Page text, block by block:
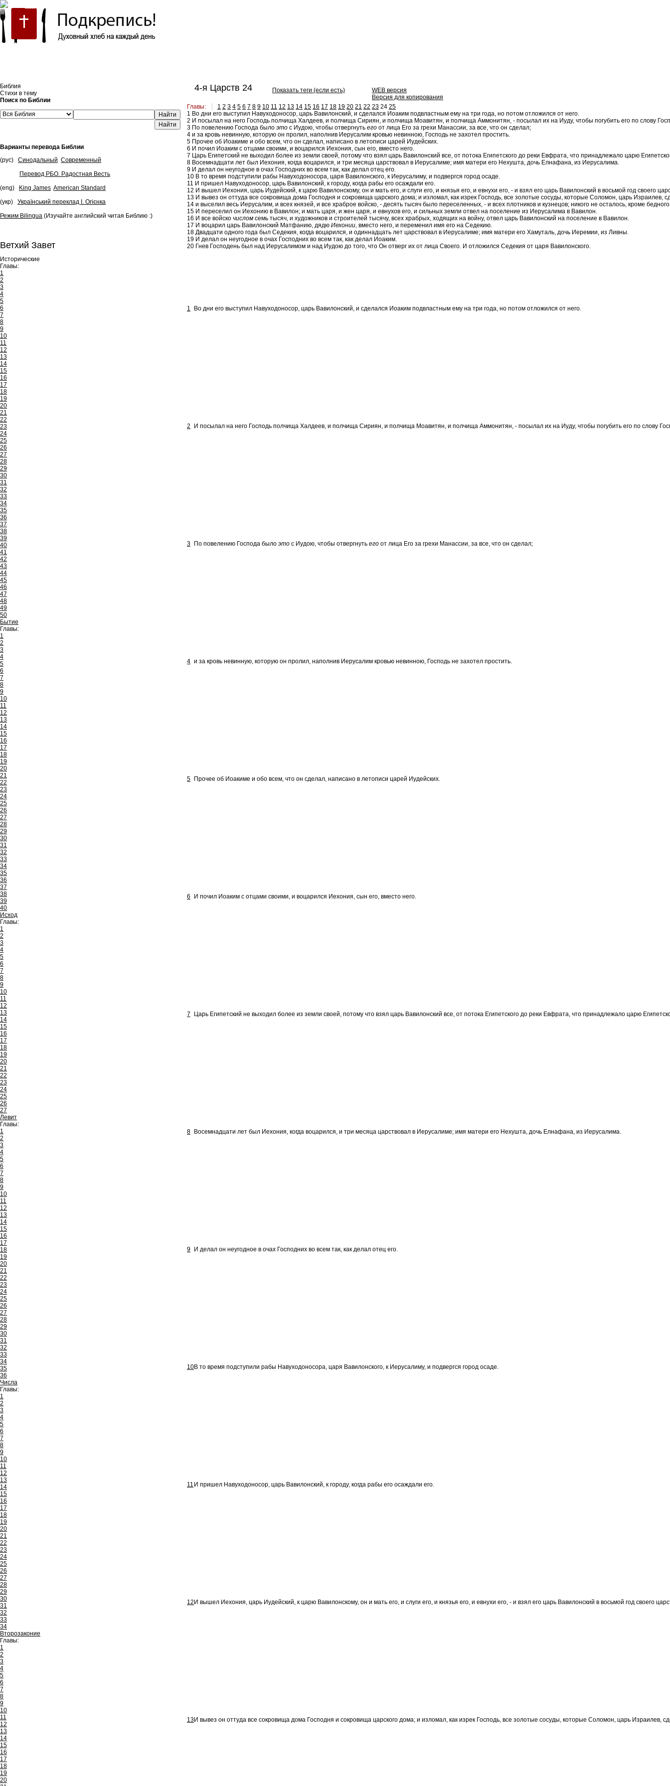
Библия
Стихи в тему
Поиск по Библии
Найти
Варианты перевода Библии
(рус)
Синодальный Современный
Перевод РБО. Радостная Весть
(eng)
King James American Standard
(укр)
Український переклад І. Огієнка
Режим Bilingua (Изучайте английский читая Библию :)
Ветхий Завет
Исторические
Главы:
1
2
3
4
5
6
7
8
9
10
11
12
13
14
15
16
17
18
19
20
21
22
23
24
25
26
27
28
29
30
31
32
33
34
35
36
37
38
39
40
41
42
43
44
45
46
47
48
49
50
Бытие
Главы:
1
2
3
4
5
6
7
8
9
10
11
12
13
14
15
16
17
18
19
20
21
22
23
24
25
26
27
28
29
30
31
32
33
34
35
36
37
38
39
40
Исход
Главы:
1
2
3
4
5
6
7
8
9
10
11
12
13
14
15
16
17
18
19
20
21
22
23
24
25
26
27
Левит
Главы:
1
2
3
4
5
6
7
8
9
10
11
12
13
14
15
16
17
18
19
20
21
22
23
24
25
26
27
28
29
30
31
32
33
34
35
36
Числа
Главы:
1
2
3
4
5
6
7
8
9
10
11
12
13
14
15
16
17
18
19
20
21
22
23
24
25
26
27
28
29
30
31
32
33
34
Второзаконие
Главы:
1
2
3
4
5
6
7
8
9
10
11
12
13
14
15
16
17
18
19
20
4-я Царств 24 Показать теги (если есть)
WEB версия
Версия для копирования
Главы:
1 2 3 4 5 6 7 8 9 10 11 12 13 14 15 16 17 18 19 20 21 22 23 24 25
1 Во дни его выступил Навуходоносор, царь Вавилонский, и сделался Иоаким подвластным ему на три года, но потом отложился от него.
2 И посылал на него Господь полчища Халдеев, и полчища Сириян, и полчища Моавитян, и полчища Аммонитян, - посылал их на Иуду, чтобы погубить его по слову
3 По повелению Господа было это с Иудою, чтобы отвергнуть его от лица Его за грехи Манассии, за все, что он сделал;
4 и за кровь невинную, которую он пролил, наполнив Иерусалим кровью невинною, Господь не захотел простить.
5 Прочее об Иоакиме и обо всем, что он сделал, написано в летописи царей Иудейских.
6 И почил Иоаким с отцами своими, и воцарился Иехония, сын его, вместо него.
7 Царь Египетский не выходил более из земли своей, потому что взял царь Вавилонский все, от потока Египетского до реки Евфрата, что принадлежало царю
8 Восемнадцати лет был Иехония, когда воцарился, и три месяца царствовал в Иерусалиме; имя матери его Нехушта, дочь Елнафана, из Иерусалима.
9 И делал он неугодное в очах Господних во всем так, как делал отец его.
10 В то время подступили рабы Навуходоносора, царя Вавилонского, к Иерусалиму, и подвергся город осаде.
11 И пришел Навуходоносор, царь Вавилонский, к городу, когда рабы его осаждали его.
12 И вышел Иехония, царь Иудейский, к царю Вавилонскому, он и мать его, и слуги его, и князья его, и евнухи его, - и взял его царь Вавилонский в восьмой год своего
13 И вывез он оттуда все сокровища дома Господня и сокровища царского дома; и изломал, как изрек Господь, все золотые сосуды, которые Соломон, царь Израилев,
14 и выселил весь Иерусалим, и всех князей, и все храброе войско, - десять тысяч было переселенных, - и всех плотников и кузнецов; никого не осталось, кроме
15 И переселил он Иехонию в Вавилон; и мать царя, и жен царя, и евнухов его, и сильных земли отвел на поселение из Иерусалима в Вавилон.
16 И все войско числом семь тысяч, и художников и строителей тысячу, всех храбрых, ходящих на войну, отвел царь Вавилонский на поселение в Вавилон.
17 И воцарил царь Вавилонский Матфанию, дядю Иехонии, вместо него, и переменил имя его на Седекию.
18 Двадцати одного года был Седекия, когда воцарился, и одиннадцать лет царствовал в Иерусалиме; имя матери его Хамуталь, дочь Иеремии, из Ливны.
19 И делал он неугодное в очах Господних во всем так, как делал Иоаким.
20 Гнев Господень был над Иерусалимом и над Иудою до того, что Он отверг их от лица Своего. И отложился Седекия от царя Вавилонского.
1 Во дни его выступил Навуходоносор, царь Вавилонский, и сделался Иоаким подвластным ему на три года, но потом отложился от него.
2 И посылал на него Господь полчища Халдеев, и полчища Сириян, и полчища Моавитян, и полчища Аммонитян, - посылал их на Иуду, чтобы погубить его по слову
3 По повелению Господа было это с Иудою, чтобы отвергнуть его от лица Его за грехи Манассии, за все, что он сделал;
4 и за кровь невинную, которую он пролил, наполнив Иерусалим кровью невинною, Господь не захотел простить.
5 Прочее об Иоакиме и обо всем, что он сделал, написано в летописи царей Иудейских.
6 И почил Иоаким с отцами своими, и воцарился Иехония, сын его, вместо него.
7 Царь Египетский не выходил более из земли своей, потому что взял царь Вавилонский все, от потока Египетского до реки Евфрата, что принадлежало царю
8 Восемнадцати лет был Иехония, когда воцарился, и три месяца царствовал в Иерусалиме; имя матери его Нехушта, дочь Елнафана, из Иерусалима.
9 И делал он неугодное в очах Господних во всем так, как делал отец его.
10В то время подступили рабы Навуходоносора, царя Вавилонского, к Иерусалиму, и подвергся город осаде.
11 И пришел Навуходоносор, царь Вавилонский, к городу, когда рабы его осаждали его.
12 И вышел Иехония, царь Иудейский, к царю Вавилонскому, он и мать его, и слуги его, и князья его, и евнухи его, - и взял его царь Вавилонский в восьмой год своего
13И вывез он оттуда все сокровища дома Господня и сокровища царского дома; и изломал, как изрек Господь, все золотые сосуды, которые Соломон, царь Израилев,